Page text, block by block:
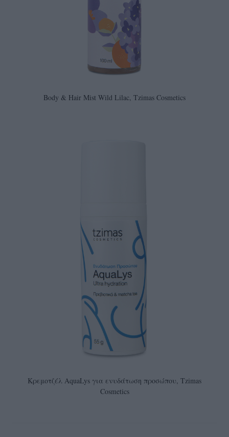
Body & Hair Mist Wild Lilac, Tzimas Cosmetics
Κρεμοτζέλ AquaLys για ενυδάτωση προσώπου, Tzimas
Cosmetics